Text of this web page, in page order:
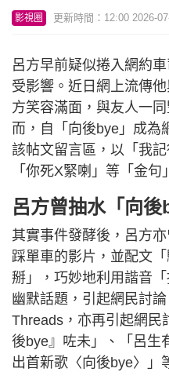
影視圈 更新時間：12:00 2026-
呂方早前疑似捲入網約
受影響。近日網上流傳
方笑容滿面，與友人一
而，自「向後bye」成為
該帖文留言區，以「我
「你死X緊喇」等「金
呂方曾抽水「向後
其實事件發酵後，呂方
踩單車的影片，並配文
掰」，巧妙地利用諧音
幽默話題，引起網民討
Threads，亦再引起網民
後bye』咗未」、「呂生
出首新歌〈向後bye〉」